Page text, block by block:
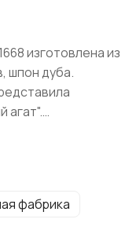
изготовлена из
шпон дуба.
агат".
Фурнитура: петли
с
фабрика